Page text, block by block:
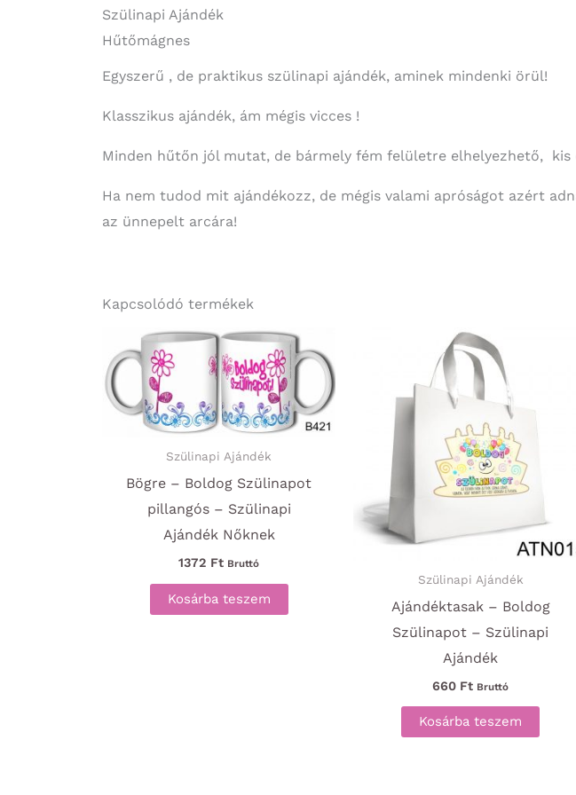
Szülinapi Ajándék
Hűtőmágnes
Egyszerű , de praktikus szülinapi ajándék, aminek mindenki örül!
Klasszikus ajándék, ám mégis vicces !
Minden hűtőn jól mutat, de bármely fém felületre elhelyezhető, kis
Ha nem tudod mit ajándékozz, de mégis valami apróságot azért
az ünnepelt arcára!
Kapcsolódó termékek
Szülinapi Ajándék
Bögre – Boldog Szülinapot
pillangós – Szülinapi
Ajándék Nőknek
1372 Ft Bruttó
Kosárba teszem
Szülinapi Ajándék
Ajándéktasak – Boldog
Szülinapot – Szülinapi
Ajándék
660 Ft Bruttó
Kosárba teszem